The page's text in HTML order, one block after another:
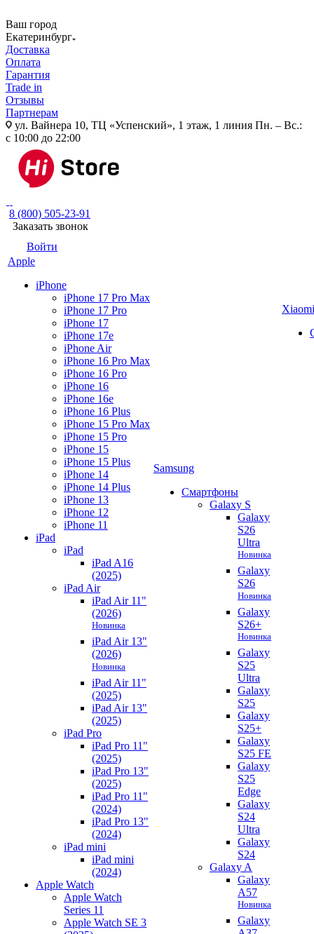
Ваш город
Екатеринбург
Доставка
Оплата
Гарантия
Trade in
Отзывы
Партнерам
ул. Вайнера 10, ТЦ «Успенский», 1 этаж, 1 линия Пн. – Вс.:
с 10:00 до 22:00
8 (800) 505-23-91
Заказать звонок
Войти
Apple
iPhone
iPhone 17 Pro Max
iPhone 17 Pro
iPhone 17
iPhone 17e
iPhone Air
iPhone 16 Pro Max
iPhone 16 Pro
iPhone 16
iPhone 16e
iPhone 16 Plus
iPhone 15 Pro Max
iPhone 15 Pro
iPhone 15
iPhone 15 Plus
iPhone 14
iPhone 14 Plus
iPhone 13
iPhone 12
iPhone 11
iPad
iPad
iPad A16
(2025)
iPad Air
iPad Air 11"
(2026)
Новинка
iPad Air 13"
(2026)
Новинка
iPad Air 11"
(2025)
iPad Air 13"
(2025)
iPad Pro
iPad Pro 11"
(2025)
iPad Pro 13"
(2025)
iPad Pro 11"
(2024)
iPad Pro 13"
(2024)
iPad mini
iPad mini
(2024)
Apple Watch
Apple Watch
Series 11
Apple Watch SE 3
Samsung
Смартфоны
Galaxy S
Galaxy
S26
Ultra
Новинка
Galaxy
S26
Новинка
Galaxy
S26+
Новинка
Galaxy
S25
Ultra
Galaxy
S25
Galaxy
S25+
Galaxy
S25 FE
Galaxy
S25
Edge
Galaxy
S24
Ultra
Galaxy
S24
Galaxy A
Galaxy
A57
Новинка
Galaxy
Xiaomi